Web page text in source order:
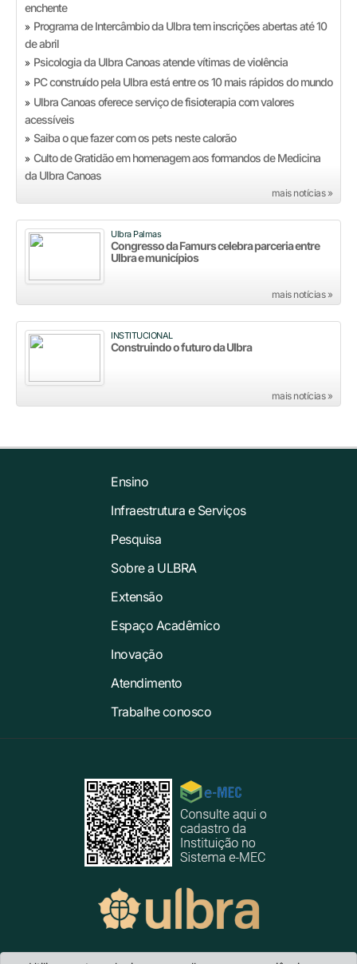
enchente
» Programa de Intercâmbio da Ulbra tem inscrições abertas até 10
de abril
» Psicologia da Ulbra Canoas atende vítimas de violência
» PC construído pela Ulbra está entre os 10 mais rápidos do mundo
» Ulbra Canoas oferece serviço de fisioterapia com valores
acessíveis
» Saiba o que fazer com os pets neste calorão
» Culto de Gratidão em homenagem aos formandos de Medicina
da Ulbra Canoas
mais notícias »
Ulbra Palmas
Congresso da Famurs celebra parceria entre
Ulbra e municípios
mais notícias »
INSTITUCIONAL
Construindo o futuro da Ulbra
mais notícias »
Ensino
Infraestrutura e Serviços
Pesquisa
Sobre a ULBRA
Extensão
Espaço Acadêmico
Inovação
Atendimento
Trabalhe conosco